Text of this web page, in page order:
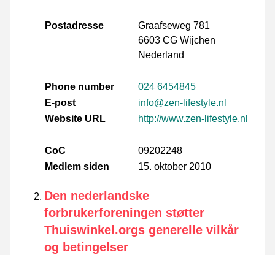
Postadresse
Graafseweg 781
6603 CG Wijchen
Nederland
Phone number
024 6454845
E-post
info@zen-lifestyle.nl
Website URL
http://www.zen-lifestyle.nl
CoC
09202248
Medlem siden
15. oktober 2010
Den nederlandske
forbrukerforeningen støtter
Thuiswinkel.orgs generelle vilkår
og betingelser